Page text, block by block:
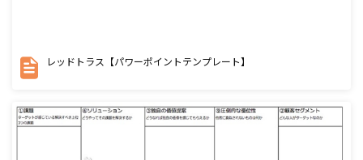
レッドトラス【パワーポイントテンプレート】